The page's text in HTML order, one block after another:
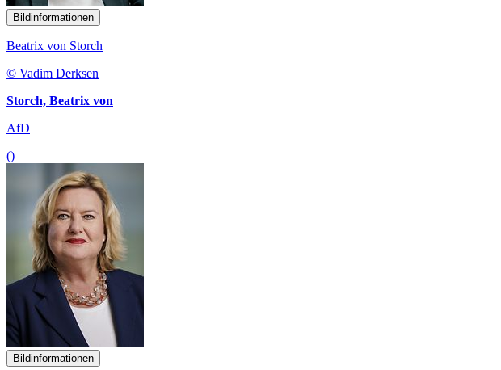
Bildinformationen
Beatrix von Storch
© Vadim Derksen
Storch, Beatrix von
AfD
()
Bildinformationen